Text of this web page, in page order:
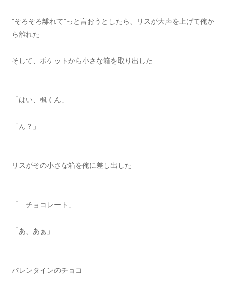
"そろそろ離れて"っと言おうとしたら、リスが大声を上げて俺か
ら離れた
そして、ポケットから小さな箱を取り出した
「はい、楓くん」
「ん？」
リスがその小さな箱を俺に差し出した
「…チョコレート」
「あ、あぁ」
バレンタインのチョコ